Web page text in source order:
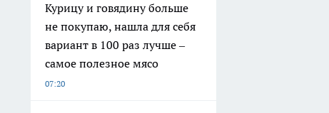
Курицу и говядину больше
не покупаю, нашла для себя
вариант в 100 раз лучше –
самое полезное мясо
07:20